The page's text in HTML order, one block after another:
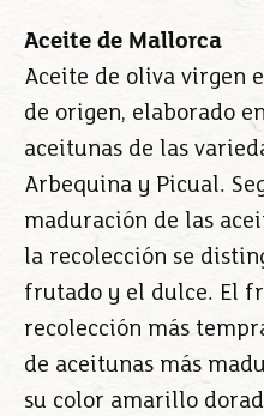
Aceite de Mallorca
Aceite de oliva virgen
de origen, elaborado
aceitunas de las
Arbequina y Picual.
maduración de las
la recolección se
frutado y el dulce. El
recolección más
de aceitunas más
su color amarillo